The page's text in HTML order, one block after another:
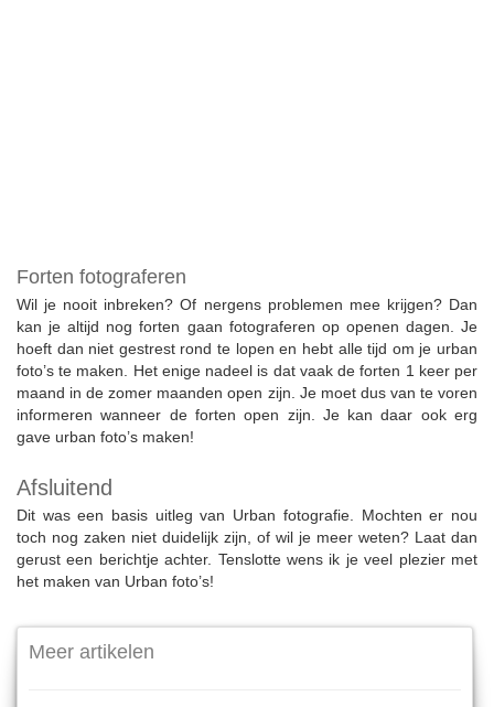
Forten fotograferen
Wil je nooit inbreken? Of nergens problemen mee krijgen? Dan
kan je altijd nog forten gaan fotograferen op openen dagen. Je
hoeft dan niet gestrest rond te lopen en hebt alle tijd om je urban
foto’s te maken. Het enige nadeel is dat vaak de forten 1 keer per
maand in de zomer maanden open zijn. Je moet dus van te voren
informeren wanneer de forten open zijn. Je kan daar ook erg
gave urban foto’s maken!
Afsluitend
Dit was een basis uitleg van Urban fotografie. Mochten er nou
toch nog zaken niet duidelijk zijn, of wil je meer weten? Laat dan
gerust een berichtje achter. Tenslotte wens ik je veel plezier met
het maken van Urban foto’s!
Meer artikelen